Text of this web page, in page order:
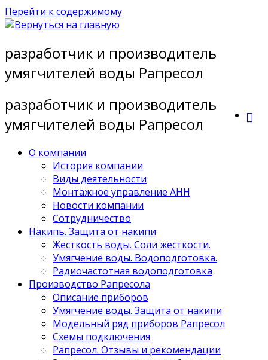
Перейти к содержимому
разработчик и производитель
умягчителей воды Рапресол
разработчик и производитель
умягчителей воды Рапресол
О компании
История компании
Виды деятельности
Монтажное управление АНН
Новости компании
Сотрудничество
Накипь. Защита от накипи
Жесткость воды. Соли жесткости.
Умягчение воды. Водоподготовка.
Радиочастотная водоподготовка
Производство Рапресола
Описание приборов
Умягчение воды. Защита от накипи
Модельный ряд приборов Рапресол
Схемы подключения
Рапресол. Отзывы и рекомендации